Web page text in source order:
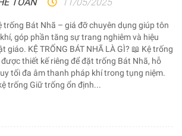
trống Bát Nhã – giá đỡ chuyên dụng giúp tôn
góp phần tăng sự trang nghiêm và hiệu
giáo. KỆ TRỐNG BÁT NHÃ LÀ GÌ? 📖 Kệ trống
thiết kế riêng để đặt trống Bát Nhã, hỗ
tối đa âm thanh pháp khí trong tụng niệm.
trống Giữ trống ổn định...